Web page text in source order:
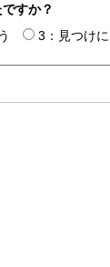
すか？
3：見つけ